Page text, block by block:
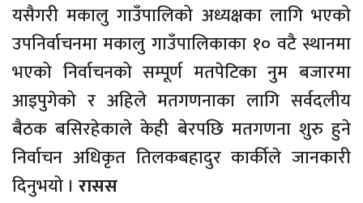
यसैगरी मकालु गाउँपालिको अध्यक्षका लागि भएको
उपनिर्वाचनमा मकालु गाउँपालिकाका १० वटै स्थानमा
भएको निर्वाचनको सम्पूर्ण मतपेटिका नुम बजारमा
आइपुगेको र अहिले मतगणनाका लागि सर्वदलीय
बैठक बसिरहेकाले केही बेरपछि मतगणना शुरु हुने
निर्वाचन अधिकृत तिलकबहादुर कार्कीले जानकारी
दिनुभयो । रासस